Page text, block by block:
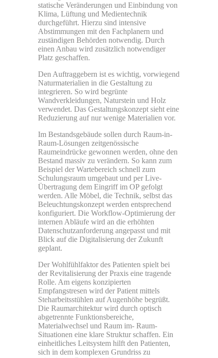
statische Veränderungen und Einbindung von
Klima, Lüftung und Medientechnik
durchgeführt. Hierzu sind intensive
Abstimmungen mit den Fachplanern und
zuständigen Behörden notwendig. Durch
einen Anbau wird zusätzlich notwendiger
Platz geschaffen.
Den Auftraggebern ist es wichtig, vorwiegend
Naturmaterialien in die Gestaltung zu
integrieren. So wird begrünte
Wandverkleidungen, Naturstein und Holz
verwendet. Das Gestaltungskonzept sieht eine
Reduzierung auf nur wenige Materialien vor.
Im Bestandsgebäude sollen durch Raum-in-
Raum-Lösungen zeitgenössische
Raumeindrücke gewonnen werden, ohne den
Bestand massiv zu verändern. So kann zum
Beispiel der Wartebereich schnell zum
Schulungsraum umgebaut und per Live-
Übertragung dem Eingriff im OP gefolgt
werden. Alle Möbel, die Technik, selbst das
Beleuchtungskonzept werden entsprechend
konfiguriert. Die Workflow-Optimierung der
internen Abläufe wird an die erhöhten
Datenschutzanforderung angepasst und mit
Blick auf die Digitalisierung der Zukunft
geplant.
Der Wohlfühlfaktor des Patienten spielt bei
der Revitalisierung der Praxis eine tragende
Rolle. Am eigens konzipierten
Empfangstresen wird der Patient mittels
Steharbeitsstühlen auf Augenhöhe begrüßt.
Die Raumarchitektur wird durch optisch
abgetrennte Funktionsbereiche,
Materialwechsel und Raum im- Raum-
Situationen eine klare Struktur schaffen. Ein
einheitliches Leitsystem hilft den Patienten,
sich in dem komplexen Grundriss zu